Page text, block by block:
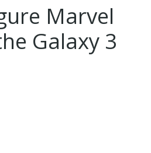
Marvel
Galaxy 3